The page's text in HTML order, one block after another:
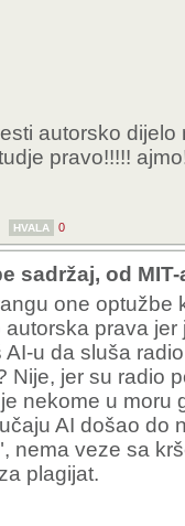
autorsko
pravo!!!!!
HVALA 0
sadržaj, od
one optužbe
autorska prava
AI-u da sluša
Nije, jer su radio
nekome u moru
AI došao do
nema veze sa
plagijat.